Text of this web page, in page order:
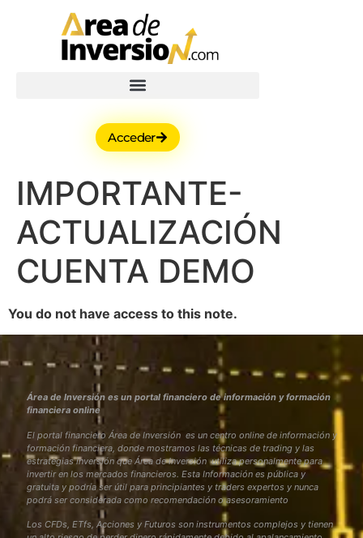
Acceder
IMPORTANTE-
ACTUALIZACIÓN
CUENTA DEMO
You do not have access to this note.
Área de Inversión es un portal financiero de información y formación
financiera online
El portal financiero Área de Inversión es un centro online de información y
formación financiera, donde mostramos las técnicas de trading y las
estrategias inversión que Área de Inversión utiliza personalmente para
invertir en los mercados financieros. Esta Información es pública y
gratuita y podría ser útil para principiantes y traders expertos y nunca
podrá ser considerada como recomendación o asesoramiento
Los CFDs, ETfs, Acciones y Futuros son instrumentos complejos y tienen